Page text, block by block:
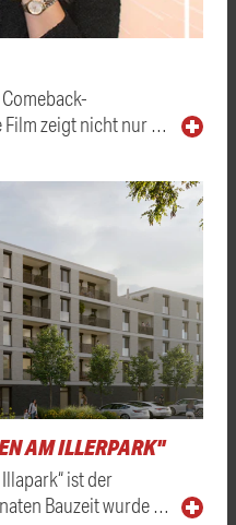
Film zeigt nicht nur …
AM ILLERPARK"
ist der
Bauzeit wurde …